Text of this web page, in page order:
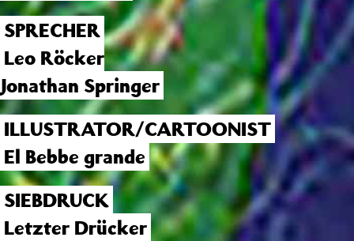
SPRECHER
Leo Röcker
Jonathan Springer
ILLUSTRATOR/CARTOONIST
El Bebbe grande
SIEBDRUCK
Letzter Drücker